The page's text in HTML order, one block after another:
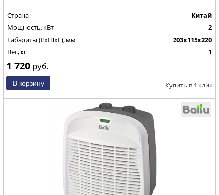
Страна
Китай
Мощность, кВт
2
Габариты (ВхШхГ), мм
203x115x220
Вес, кг
1
1 720 руб.
Купить в 1 клик